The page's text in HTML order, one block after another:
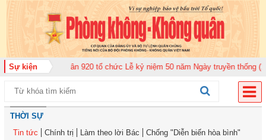
Sự kiện
Không quân 920 tổ chức Lễ kỷ niệm 50 năm Ngày truyền thống (12-11-
THỜI SỰ
Tin tức
Chính trị Làm theo lời Bác Chống "Diễn biến hòa bình"